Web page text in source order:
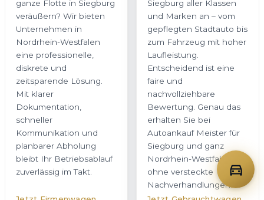
veräußern? Wir bieten
Unternehmen in
Nordrhein-Westfalen
eine professionelle,
diskrete und
zeitsparende Lösung.
Mit klarer
Dokumentation,
schneller
Kommunikation und
planbarer Abholung
bleibt Ihr Betriebsablauf
zuverlässig im Takt.
und Marken an – vom
gepflegten Stadtauto bis
zum Fahrzeug mit hoher
Laufleistung.
Entscheidend ist eine
faire und
nachvollziehbare
Bewertung. Genau das
erhalten Sie bei
Autoankauf Meister für
Siegburg und ganz
Nordrhein-Westfalen –
ohne versteckte
Nachverhandlungen.
Jetzt Gebrauchtwagen